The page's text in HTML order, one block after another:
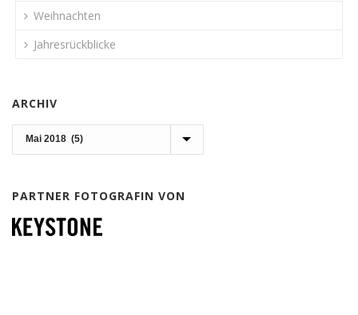
Weihnachten
Jahresrückblicke
ARCHIV
Archiv
PARTNER FOTOGRAFIN VON